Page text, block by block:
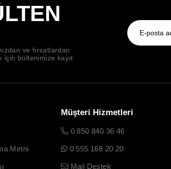
ve fırsatlardan
için bültenimize kayıt
Metni
Müşteri Hizmetleri
0 850 840 36 46
0 555 168 20 20
Mail Destek